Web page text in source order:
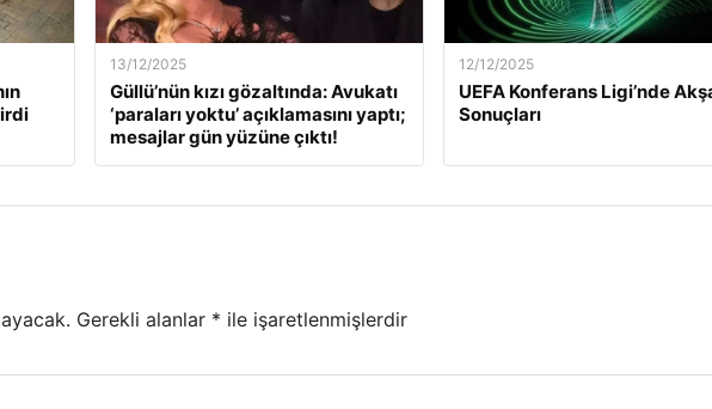
13/12/2025
Güllü’nün kızı gözaltında: Avukatı
‘paraları yoktu’ açıklamasını yaptı;
mesajlar gün yüzüne çıktı!
12/12/2025
UEFA Konferans Ligi’nde
Sonuçları
Gerekli alanlar * ile işaretlenmişlerdir